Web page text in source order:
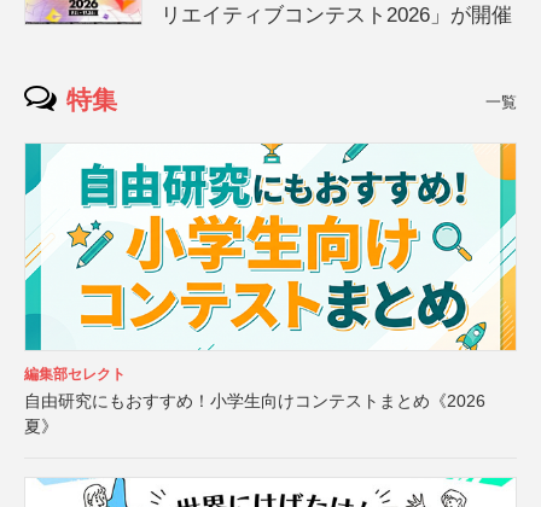
リエイティブコンテスト2026」が開催
特集 一覧
編集部セレクト
自由研究にもおすすめ！小学生向けコンテストまとめ《2026
夏》